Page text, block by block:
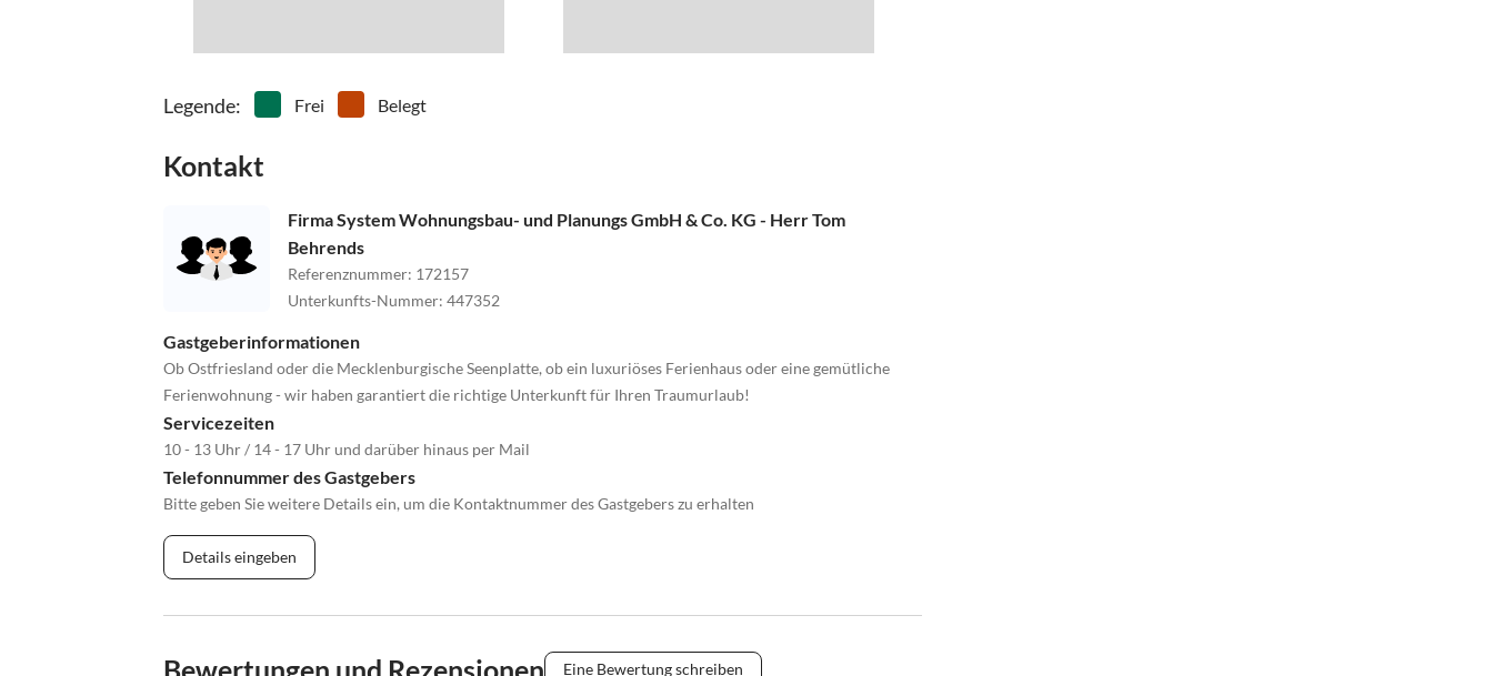
Legende: Frei Belegt
Kontakt
Firma System Wohnungsbau- und Planungs GmbH & Co. KG - Herr Tom
Behrends
Referenznummer: 172157
Unterkunfts-Nummer: 447352
Gastgeberinformationen
Ob Ostfriesland oder die Mecklenburgische Seenplatte, ob ein luxuriöses Ferienhaus oder eine gemütliche
Ferienwohnung - wir haben garantiert die richtige Unterkunft für Ihren Traumurlaub!
Servicezeiten
10 - 13 Uhr / 14 - 17 Uhr und darüber hinaus per Mail
Telefonnummer des Gastgebers
Bitte geben Sie weitere Details ein, um die Kontaktnummer des Gastgebers zu erhalten
Details eingeben
Bewertungen und Rezensionen Eine Bewertung schreiben